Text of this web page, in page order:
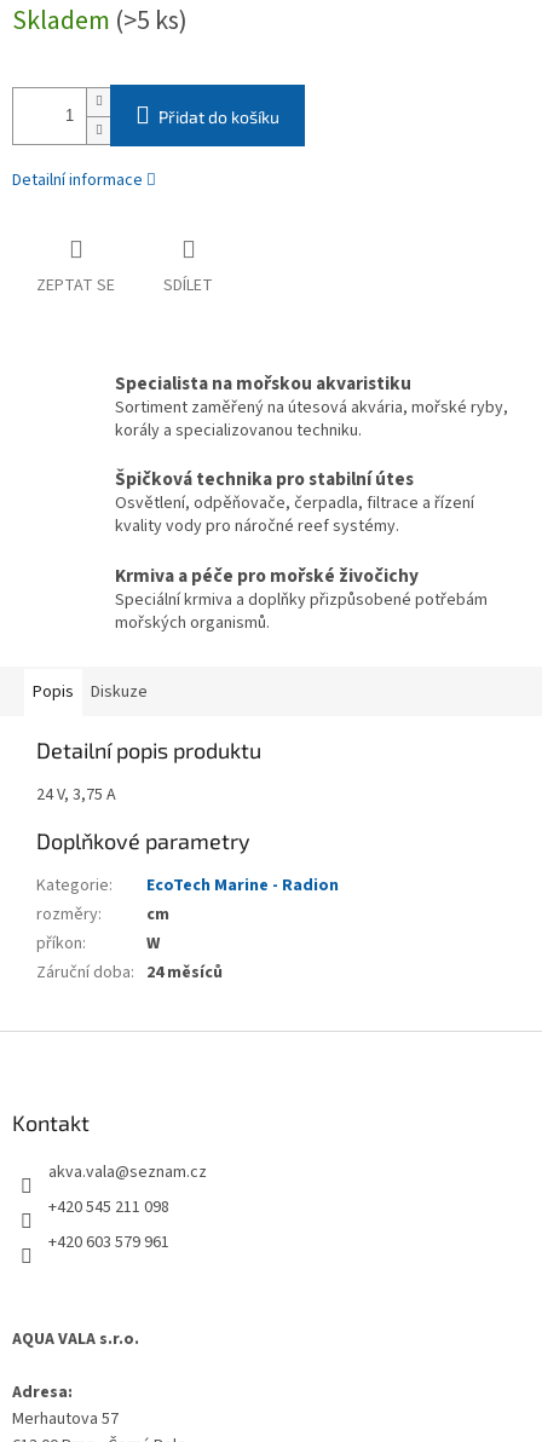
cena:
Skladem (>5 ks)
Přidat do košíku
Detailní informace
ZEPTAT SE SDÍLET
Specialista na mořskou akvaristiku
Sortiment zaměřený na útesová akvária, mořské ryby,
korály a specializovanou techniku.
Špičková technika pro stabilní útes
Osvětlení, odpěňovače, čerpadla, filtrace a řízení
kvality vody pro náročné reef systémy.
Krmiva a péče pro mořské živočichy
Speciální krmiva a doplňky přizpůsobené potřebám
mořských organismů.
Popis Diskuze
Detailní popis produktu
24 V, 3,75 A
Doplňkové parametry
Kategorie:
EcoTech Marine - Radion
rozměry:
cm
příkon:
W
Záruční doba: 24 měsíců
Kontakt
akva.vala@seznam.cz
+420 545 211 098
+420 603 579 961
AQUA VALA s.r.o.
Adresa:
Merhautova 57